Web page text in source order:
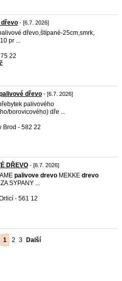
dřevo - [6.7. 2026]
dřevo,štípané-25cm,smrk,
pr ...
22
dřevo - [6.7. 2026]
palivového
borovicového) dře ...
Brod - 582 22
DŘEVO - [6.7. 2026]
palivove drevo MEKKE drevo
SYPANY ...
- 561 12
1 2 3 Další